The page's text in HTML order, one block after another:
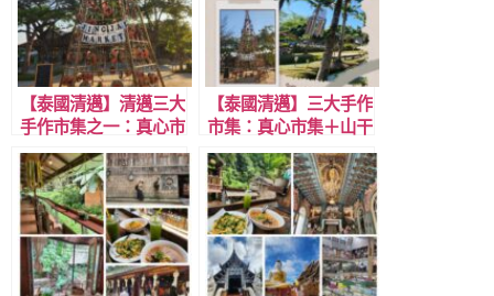
【泰國清邁】清邁三大
手作市集之一：真心市
集Jing jai market，
特色與交通細節介紹!
【泰國清邁】三大手作
市集：真心市集＋山干
烹市集＋椰林市集，懶
人包攻略！特色與交通
說明，一次通通都給你
~